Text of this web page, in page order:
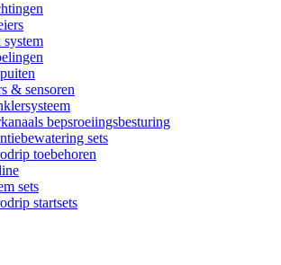
system
& sensoren
bepsroeiingsbesturing
sets
toebehoren
sets
startsets